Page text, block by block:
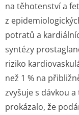
na těhotenství a
z
potratů a
syntézy
riziko
než 1 % na
zvyšuje s dávkou
prokázalo, že